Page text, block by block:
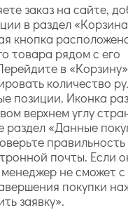
заказ на сайте,
в раздел
кнопка
товара рядом с его
в
количество
позиции. Иконка
верхнем углу
раздел «Данные
почты. Если
не сможет
покупки
заявку».